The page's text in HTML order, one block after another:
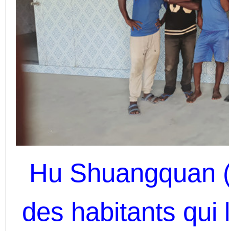
Hu Shuangquan
des habitants qui